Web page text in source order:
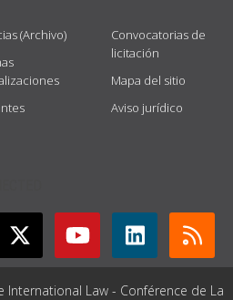
(Archivo)
Convocatorias de
licitación
Mapa del sitio
Aviso jurídico
International Law - Conférence de La